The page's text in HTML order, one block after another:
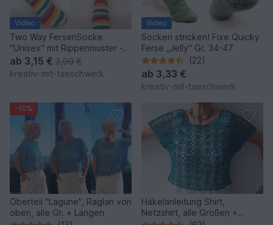
Video
Two Way FersenSocke
"Unisex" mit Rippenmuster -
Gr.32-47
ab 3,15 € 3,90 €
kreativ-mit-taeschwerk
Video
Socken stricken! Fixe Quicky
Ferse „Jelly“ Gr. 34-47
(22)
ab 3,33 €
kreativ-mit-taeschwerk
-10%
Oberteil "Lagune", Raglan von
oben, alle Gr. + Längen
Häkelanleitung Shirt,
Netzshirt, alle Größen +